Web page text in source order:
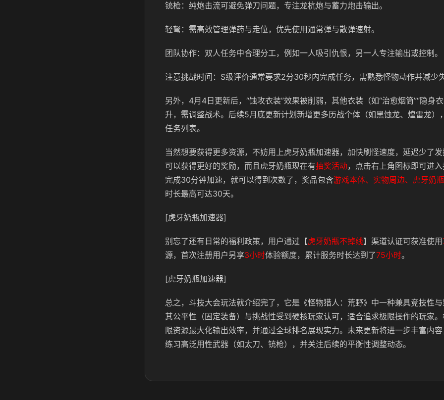
铳枪：纯炮击流可避免弹刀问题，专注龙杭炮与蓄力炮击输出。
轻弩：需高效管理弹药与走位，优先使用通常弹与散弹速射。
团队协作：双人任务中合理分工，例如一人吸引仇恨，另一人专注输出或控制。
注意挑战时间：S级评价通常要求2分30秒内完成任务，需熟悉怪物动作并减少
另外，4月4日更新后，“蚀攻衣装”效果被削弱，其他衣装（如“治愈烟筒”“隐身
升，需调整战术。后续5月底更新计划新增更多历战个体（如黑蚀龙、煌雷龙）
任务列表。
当然想要获得更多资源，不妨用上虎牙奶瓶加速器，加快刷怪速度，延迟少了
可以获得更好的奖励，而且虎牙奶瓶现在有抽奖活动，点击右上角图标即可进
完成30分钟加速，就可以得到次数了， 奖品包含游戏本体、实物周边、虎牙奶
时长最高可达30天。
[虎牙奶瓶加速器]
别忘了还有日常的福利政策，用户通过【虎牙奶瓶不掉线】渠道认证可获准使用
源，首次注册用户另享3小时体验额度，累计服务时长达到了75小时。
[虎牙奶瓶加速器]
总之，斗技大会玩法就介绍完了，它是《怪物猎人：荒野》中一种兼具竞技性
其公平性（固定装备）与挑战性受到硬核玩家认可，适合追求极限操作的玩家
限资源最大化输出效率，并通过全球排名展现实力。未来更新将进一步丰富内
练习高泛用性武器（如太刀、铳枪），并关注后续的平衡性调整动态。